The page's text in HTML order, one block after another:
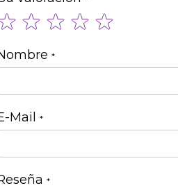
1
star
2
stars
3
stars
4
stars
5
stars
Mail